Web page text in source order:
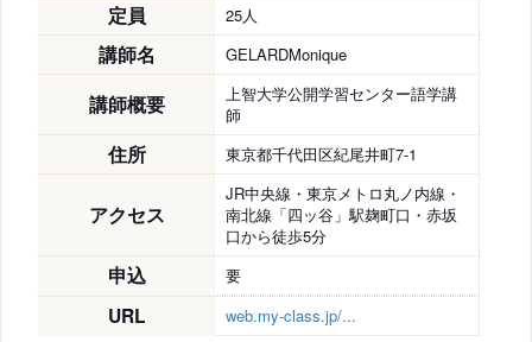
定員 25人
講師名 GELARDMonique
講師概要
上智大学公開学習センター語学講
師
住所 東京都千代田区紀尾井町7-1
アクセス
JR中央線・東京メトロ丸ノ内線・
南北線「四ッ谷」駅麹町口・赤坂
口から徒歩5分
申込 要
URL web.my-class.jp/...